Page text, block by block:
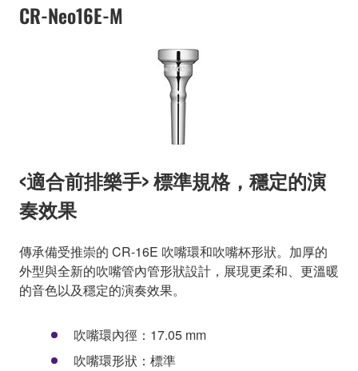
CR-Neo16E-M
<適合前排樂手> 標準規格，穩定的演
奏效果
傳承備受推崇的 CR-16E 吹嘴環和吹嘴杯形狀。加厚的
外型與全新的吹嘴管內管形狀設計，展現更柔和、更溫暖
的音色以及穩定的演奏效果。
吹嘴環內徑：17.05 mm
吹嘴環形狀：標準